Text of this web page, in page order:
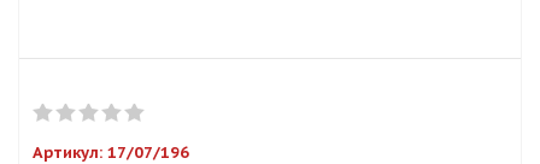
Артикул: 17/07/196